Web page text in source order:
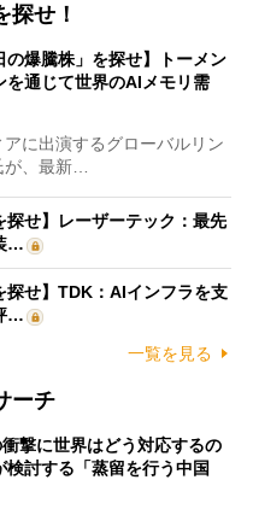
探せ！
の爆騰株」を探せ】トーメン
を通じて世界のAIメモリ需
に出演するグローバルリン
、最新…
探せ】レーザーテック：最先
…
探せ】TDK：AIインフラを支
…
一覧を見る
ーチ
撃に世界はどう対応するの
討する「蒸留を行う中国